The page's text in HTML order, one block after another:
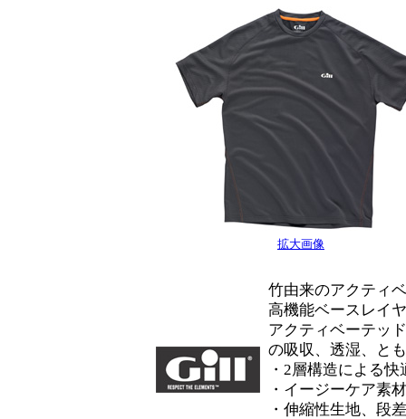
拡大画像
竹由来のアクティ
高機能ベースレイ
アクティベーテッ
の吸収、透湿、と
・2層構造による
・イージーケア素
・伸縮性生地、段